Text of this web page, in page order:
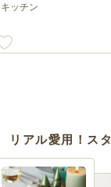
キッチン
リアル愛用！ス